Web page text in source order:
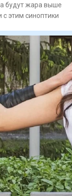
будут жара выше
с этим синоптики